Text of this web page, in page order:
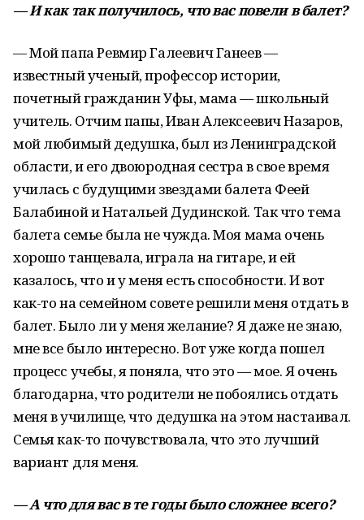
— И как так получилось, что вас повели в балет?
— Мой папа Ревмир Галеевич Ганеев —
известный ученый, профессор истории,
почетный гражданин Уфы, мама — школьный
учитель. Отчим папы, Иван Алексеевич Назаров,
мой любимый дедушка, был из Ленинградской
области, и его двоюродная сестра в свое время
училась с будущими звездами балета Феей
Балабиной и Натальей Дудинской. Так что тема
балета семье была не чужда. Моя мама очень
хорошо танцевала, играла на гитаре, и ей
казалось, что и у меня есть способности. И вот
как-то на семейном совете решили меня отдать в
балет. Было ли у меня желание? Я даже не знаю,
мне все было интересно. Вот уже когда пошел
процесс учебы, я поняла, что это — мое. Я очень
благодарна, что родители не побоялись отдать
меня в училище, что дедушка на этом настаивал.
Семья как-то почувствовала, что это лучший
вариант для меня.
— А что для вас в те годы было сложнее всего?